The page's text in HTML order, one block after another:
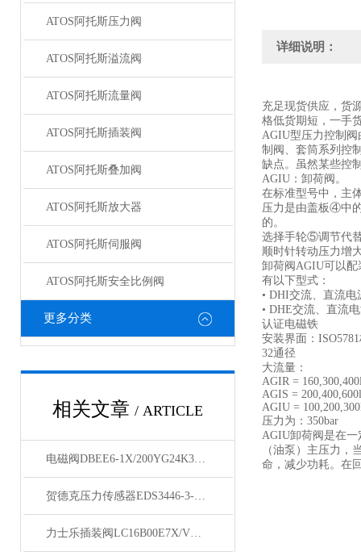
ATOS阿托斯压力阀
ATOS阿托斯溢流阀
ATOS阿托斯流量阀
ATOS阿托斯插装阀
ATOS阿托斯叠加阀
ATOS阿托斯放大器
ATOS阿托斯伺服阀
ATOS阿托斯安全比例阀
更多分类
相关文章 / ARTICLE
电磁阀DBEE6-1X/200YG24K31M 现货供应
贺德克压力传感器EDS3446-3-0400-000大量库存
力士乐插装阀LC16B00E7X/V库存充足
详细说明：
充足现货供应，货
格低货期短，一手
AGIU型压力控制
制阀、套筒系列控
缺点。虽然某些控
AGIU：卸荷阀。
在标准型号中，主
压力是由盖板④中
的。
选择手轮⑤调节代
顺时针转动压力增
卸荷阀AGIU可以
有以下型式：
• DHI交流、直流电
• DHE交流、直流
认证电磁铁
安装界面：
32通径
大流量：
AGIR =
AGIS =
AGIU =
压力为：350bar
AGIU卸荷阀是在
（油泵）主压力
命，减少功耗。在